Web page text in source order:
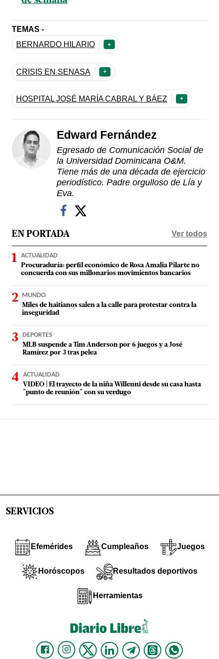
TEMAS -
BERNARDO HILARIO
+
CRISIS EN SENASA +
HOSPITAL JOSÉ MARÍA CABRAL Y BÁEZ +
Edward Fernández
Egresado de Comunicación Social de
la Universidad Dominicana O&M.
Tiene más de una década de ejercicio
periodístico. Padre orgulloso de Lía y
Eva.
EN PORTADA Ver todos
ACTUALIDAD
Procuraduría: perfil económico de Rosa Amalia Pilarte no
concuerda con sus millonarios movimientos bancarios
MUNDO
Miles de haitianos salen a la calle para protestar contra la
inseguridad
DEPORTES
MLB suspende a Tim Anderson por 6 juegos y a José
Ramírez por 3 tras pelea
ACTUALIDAD
VIDEO | El trayecto de la niña Willenni desde su casa hasta
"punto de reunión" con su verdugo
SERVICIOS
Efemérides Cumpleaños Juegos
Horóscopos Resultados deportivos
Herramientas